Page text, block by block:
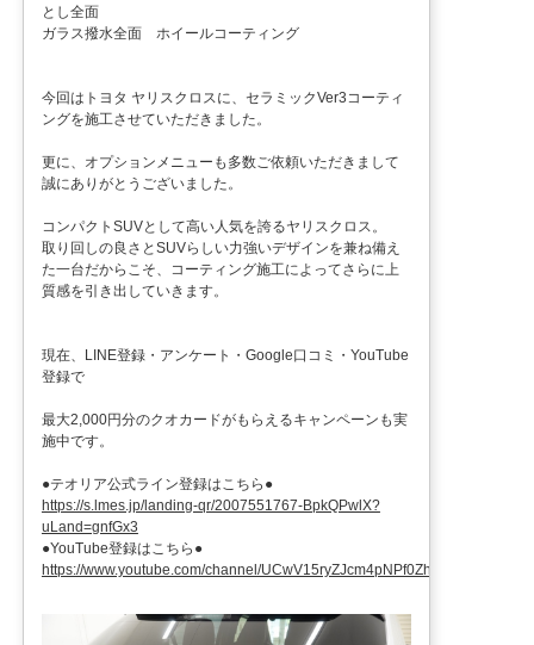
とし全面
ガラス撥水全面 ホイールコーティング
今回はトヨタ ヤリスクロスに、セラミックVer3コーティ
ングを施工させていただきました。
更に、オプションメニューも多数ご依頼いただきまして
誠にありがとうございました。
コンパクトSUVとして高い人気を誇るヤリスクロス。
取り回しの良さとSUVらしい力強いデザインを兼ね備え
た一台だからこそ、コーティング施工によってさらに上
質感を引き出していきます。
現在、LINE登録・アンケート・Google口コミ・YouTube
登録で
最大2,000円分のクオカードがもらえるキャンペーンも実
施中です。
●テオリア公式ライン登録はこちら●
https://s.lmes.jp/landing-qr/2007551767-BpkQPwlX?
uLand=gnfGx3
●YouTube登録はこちら●
https://www.youtube.com/channel/UCwV15ryZJcm4pNPf0ZhXu9g